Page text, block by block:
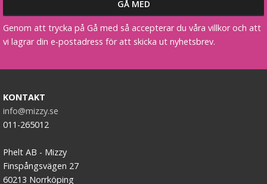
129 kr
LÄGG I VARUKORG
Genom att trycka på Gå med så accepterar du våra villkor och att
vi lagrar din e-postadress för att skicka ut nyhetsbrev.
KONTAKT
info@mizzy.se
011-265012
Phelt AB - Mizzy
Finspångsvägen 27
60213 Norrköping